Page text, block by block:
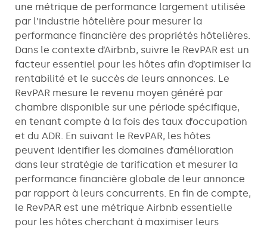
une métrique de performance largement utilisée
par l’industrie hôtelière pour mesurer la
performance financière des propriétés hôtelières.
Dans le contexte d’Airbnb, suivre le RevPAR est un
facteur essentiel pour les hôtes afin d’optimiser la
rentabilité et le succès de leurs annonces. Le
RevPAR mesure le revenu moyen généré par
chambre disponible sur une période spécifique,
en tenant compte à la fois des taux d’occupation
et du ADR. En suivant le RevPAR, les hôtes
peuvent identifier les domaines d’amélioration
dans leur stratégie de tarification et mesurer la
performance financière globale de leur annonce
par rapport à leurs concurrents. En fin de compte,
le RevPAR est une métrique Airbnb essentielle
pour les hôtes cherchant à maximiser leurs